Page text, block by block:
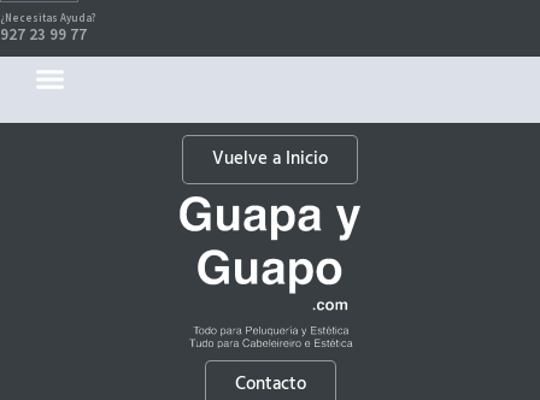
¿Necesitas Ayuda?
927 23 99 77
Vuelve a Inicio
Contacto